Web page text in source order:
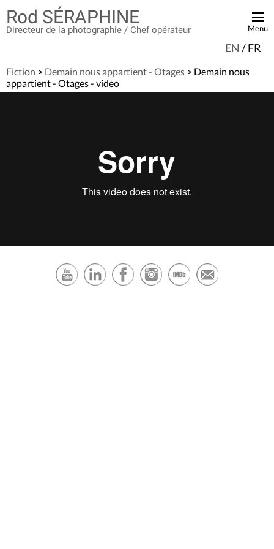
Rod SÉRAPHINE
Directeur de la photographie / Chef opérateur
EN /FR
Menu
BANDE DÉMO
DOCUMENTAIRE
EN TOURNAGE
Fiction > Demain nous appartient - Otages > Demain nous
appartient - Otages - video